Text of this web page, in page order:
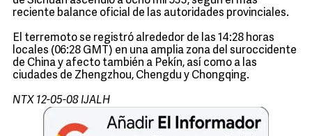
reciente balance oficial de las autoridades provinciales.
El terremoto se registró alrededor de las 14:28 horas
locales (06:28 GMT) en una amplia zona del suroccidente
de China y afecto también a Pekín, así como a las
ciudades de Zhengzhou, Chengdu y Chongqing.
NTX 12-05-08 IJALH